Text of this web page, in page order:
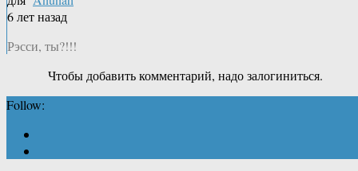
6 лет назад
Рэсси, ты?!!!
Чтобы добавить комментарий, надо залогиниться.
Follow: